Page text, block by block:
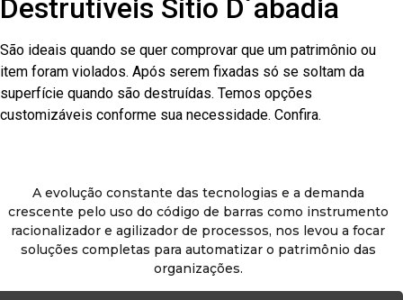
Destrutíveis Sítio D´abadia
São ideais quando se quer comprovar que um patrimônio ou
item foram violados. Após serem fixadas só se soltam da
superfície quando são destruídas. Temos opções
customizáveis conforme sua necessidade. Confira.
A evolução constante das tecnologias e a demanda
crescente pelo uso do código de barras como instrumento
racionalizador e agilizador de processos, nos levou a focar
soluções completas para automatizar o patrimônio das
organizações.